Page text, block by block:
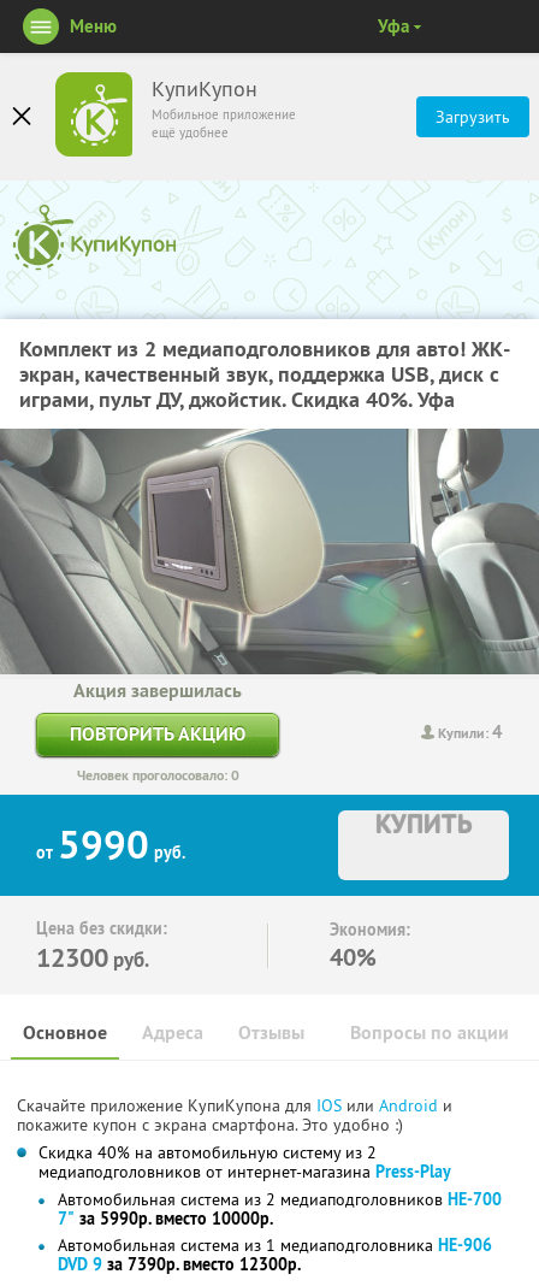
КупиКупон
Мобильное приложение
ещё удобнее
Загрузить
Меню Уфа
Комплект из 2 медиаподголовников для авто! ЖК-
экран, качественный звук, поддержка USB, диск с
играми, пульт ДУ, джойстик. Скидка 40%. Уфа
Купили:4
Акция завершилась
ПОВТОРИТЬ АКЦИЮ
Человек проголосовало: 0
от 5990 руб.
КУПИТЬ
Цена без скидки:
12300 руб.
Экономия:
40%
Основное Отзывы Вопросы по акции
Адреса
Скачайте приложение КупиКупона для IOS или Android и
покажите купон с экрана смартфона. Это удобно :)
Скидка 40% на автомобильную систему из 2
медиаподголовников от интернет-магазина Press-Play
Автомобильная система из 2 медиаподголовников HE-700
7" за 5990р. вместо 10000р.
Автомобильная система из 1 медиаподголовника HE-906
DVD 9 за 7390р. вместо 12300р.